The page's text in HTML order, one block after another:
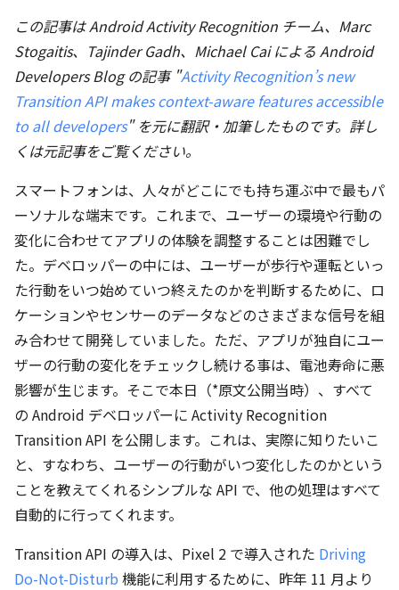
この記事は Android Activity Recognition チーム、Marc
Stogaitis、Tajinder Gadh、Michael Cai による Android
Developers Blog の記事 "Activity Recognition’s new
Transition API makes context-aware features accessible
to all developers" を元に翻訳・加筆したものです。詳し
くは元記事をご覧ください。
スマートフォンは、人々がどこにでも持ち運ぶ中で最もパ
ーソナルな端末です。これまで、ユーザーの環境や行動の
変化に合わせてアプリの体験を調整することは困難でし
た。デベロッパーの中には、ユーザーが歩行や運転といっ
た行動をいつ始めていつ終えたのかを判断するために、ロ
ケーションやセンサーのデータなどのさまざまな信号を組
み合わせて開発していました。ただ、アプリが独自にユー
ザーの行動の変化をチェックし続ける事は、電池寿命に悪
影響が生じます。そこで本日（*原文公開当時）、すべて
の Android デベロッパーに Activity Recognition
Transition API を公開します。これは、実際に知りたいこ
と、すなわち、ユーザーの行動がいつ変化したのかという
ことを教えてくれるシンプルな API で、他の処理はすべて
自動的に行ってくれます。
Transition API の導入は、Pixel 2 で導入された Driving
Do-Not-Disturb 機能に利用するために、昨年 11 月より